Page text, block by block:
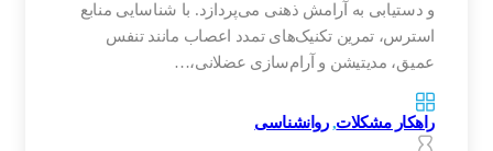
و دستیابی به آرامش ذهنی می‌پردازد. با شناسایی منابع
استرس، تمرین تکنیک‌های تمدد اعصاب مانند تنفس
عمیق، مدیتیشن و آرام‌سازی عضلانی،…
راهکار مشکلات,روانشناسی